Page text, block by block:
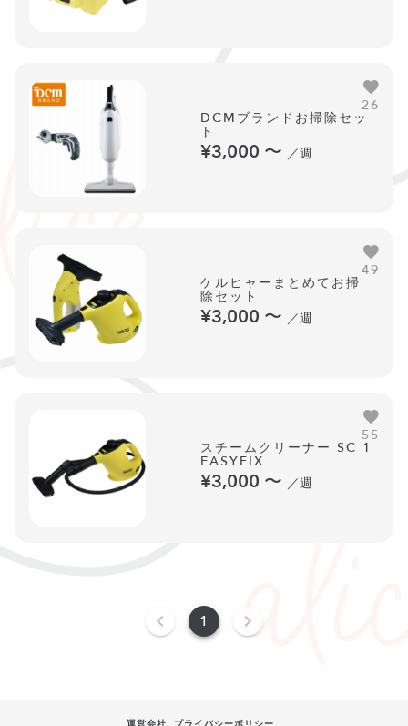
DCMブランドお掃除セッ
ト
¥3,000 〜 ／週
26
ケルヒャーまとめてお掃
除セット
¥3,000 〜 ／週
49
スチームクリーナー SC 1
EASYFIX
¥3,000 〜 ／週
55
1